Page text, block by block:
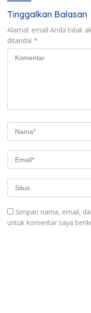
Tinggalkan Balasan
Alamat email Anda tidak
ditandai *
Simpan nama, email,
untuk komentar saya